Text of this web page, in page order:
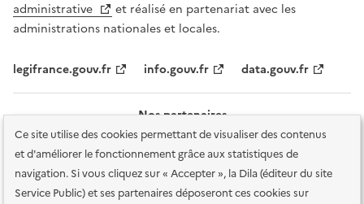
Ce site utilise des cookies permettant de visualiser des contenus
et d'améliorer le fonctionnement grâce aux statistiques de
navigation. Si vous cliquez sur « Accepter », la Dila (éditeur du site
Service Public) et ses partenaires déposeront ces cookies sur
administrative
et réalisé en partenariat avec les
administrations nationales et locales.
legifrance.gouv.fr info.gouv.fr data.gouv.fr
Nos partenaires